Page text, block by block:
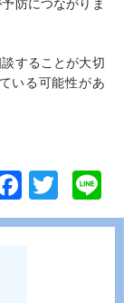
することが大切
いる可能性があ
F
ac
T
w n